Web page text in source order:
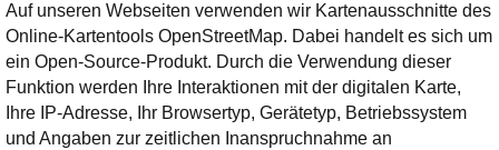
Auf unseren Webseiten verwenden wir Kartenausschnitte des
Online-Kartentools OpenStreetMap. Dabei handelt es sich um
ein Open-Source-Produkt. Durch die Verwendung dieser
Funktion werden Ihre Interaktionen mit der digitalen Karte,
Ihre IP-Adresse, Ihr Browsertyp, Gerätetyp, Betriebssystem
und Angaben zur zeitlichen Inanspruchnahme an